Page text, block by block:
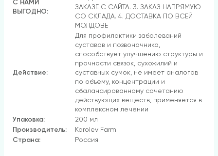
С НАМИ
ВЫГОДНО:
ЗАКАЗЕ С САЙТА. 3. ЗАКАЗ НАПРЯМУЮ
СО СКЛАДА. 4. ДОСТАВКА ПО ВСЕЙ
МОЛДОВЕ
Действие:
Для профилактики заболеваний
суставов и позвоночника,
способствует улучшению структуры и
прочности связок, сухожилий и
суставных сумок, не имеет аналогов
по объему, концентрации и
сбалансированному сочетанию
действующих веществ, применяется в
комплексном лечении
Упаковка:
200 мл
Производитель:
Korolev Farm
Страна:
Россия